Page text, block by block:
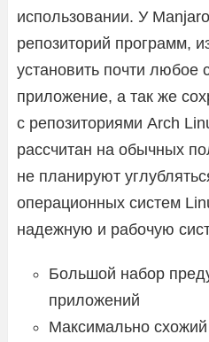
использовании. У
репозиторий программ,
установить почти
приложение, а так же
с репозиториями Arch
рассчитан на обычных
не планируют
операционных систем
надежную и рабочую
Большой набор
приложений
Максимально